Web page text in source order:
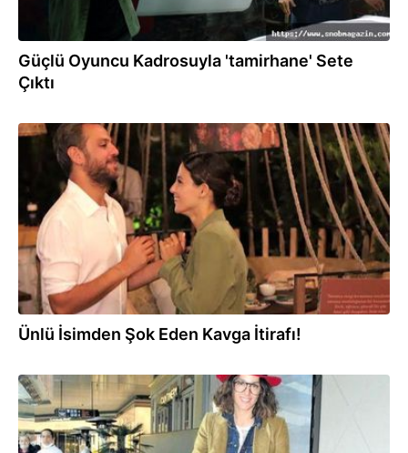
Güçlü Oyuncu Kadrosuyla 'tamirhane' Sete
Çıktı
20.07.2022
Ünlü İsimden Şok Eden Kavga İtirafı!
24.04.2022